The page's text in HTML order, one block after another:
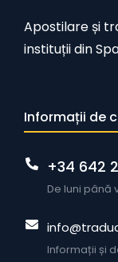
Apostilare și
instituții din
Informații de
+34 642
De luni până
Informații și